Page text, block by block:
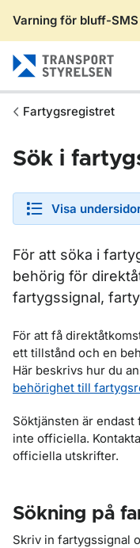
Varning för bluff-SMS
Fartygsregistret
Sök i
Visa
För att söka i
behörig för
fartygssignal,
För att få
ett tillstånd och en
Här beskrivs hur du
behörighet till
Söktjänsten är
inte officiella.
officiella utskrifter.
Sökning på
Skriv in fartygssignal